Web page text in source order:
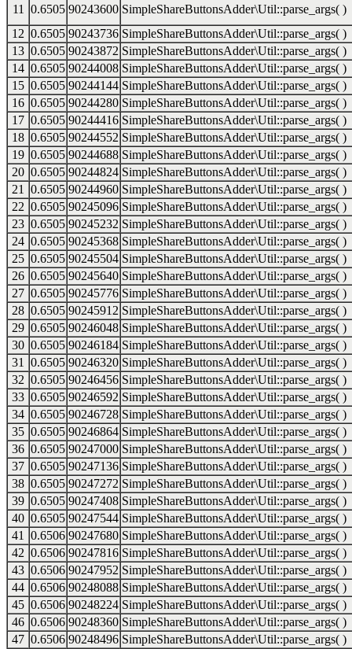
11
0.6505 90243600 SimpleShareButtonsAdder\Util::parse_args( )
12 0.6505 90243736 SimpleShareButtonsAdder\Util::parse_args( )
13 0.6505 90243872 SimpleShareButtonsAdder\Util::parse_args( )
14 0.6505 90244008 SimpleShareButtonsAdder\Util::parse_args( )
15 0.6505 90244144 SimpleShareButtonsAdder\Util::parse_args( )
16 0.6505 90244280 SimpleShareButtonsAdder\Util::parse_args( )
17 0.6505 90244416 SimpleShareButtonsAdder\Util::parse_args( )
18 0.6505 90244552 SimpleShareButtonsAdder\Util::parse_args( )
19 0.6505 90244688 SimpleShareButtonsAdder\Util::parse_args( )
20 0.6505 90244824 SimpleShareButtonsAdder\Util::parse_args( )
21
0.6505 90244960 SimpleShareButtonsAdder\Util::parse_args( )
22 0.6505 90245096 SimpleShareButtonsAdder\Util::parse_args( )
23 0.6505 90245232 SimpleShareButtonsAdder\Util::parse_args( )
24 0.6505 90245368 SimpleShareButtonsAdder\Util::parse_args( )
25 0.6505 90245504 SimpleShareButtonsAdder\Util::parse_args( )
26 0.6505 90245640 SimpleShareButtonsAdder\Util::parse_args( )
27 0.6505 90245776 SimpleShareButtonsAdder\Util::parse_args( )
28 0.6505 90245912 SimpleShareButtonsAdder\Util::parse_args( )
29 0.6505 90246048 SimpleShareButtonsAdder\Util::parse_args( )
30 0.6505 90246184 SimpleShareButtonsAdder\Util::parse_args( )
31
0.6505 90246320 SimpleShareButtonsAdder\Util::parse_args( )
32 0.6505 90246456 SimpleShareButtonsAdder\Util::parse_args( )
33 0.6505 90246592 SimpleShareButtonsAdder\Util::parse_args( )
34 0.6505 90246728 SimpleShareButtonsAdder\Util::parse_args( )
35 0.6505 90246864 SimpleShareButtonsAdder\Util::parse_args( )
36 0.6505 90247000 SimpleShareButtonsAdder\Util::parse_args( )
37 0.6505 90247136 SimpleShareButtonsAdder\Util::parse_args( )
38 0.6505 90247272 SimpleShareButtonsAdder\Util::parse_args( )
39 0.6505 90247408 SimpleShareButtonsAdder\Util::parse_args( )
40 0.6505 90247544 SimpleShareButtonsAdder\Util::parse_args( )
41
0.6506 90247680 SimpleShareButtonsAdder\Util::parse_args( )
42 0.6506 90247816 SimpleShareButtonsAdder\Util::parse_args( )
43 0.6506 90247952 SimpleShareButtonsAdder\Util::parse_args( )
44 0.6506 90248088 SimpleShareButtonsAdder\Util::parse_args( )
45 0.6506 90248224 SimpleShareButtonsAdder\Util::parse_args( )
46 0.6506 90248360 SimpleShareButtonsAdder\Util::parse_args( )
47 0.6506 90248496 SimpleShareButtonsAdder\Util::parse_args( )